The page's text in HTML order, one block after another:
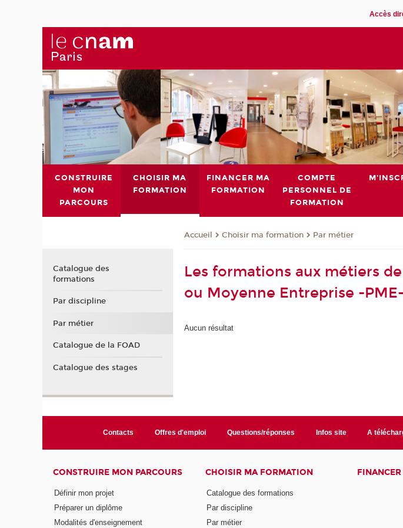
Accès
CONSTRUIRE
MON
PARCOURS
CHOISIR MA
FORMATION
FINANCER MA
FORMATION
COMPTE
PERSONNEL DE
FORMATION
Accueil Choisir ma formation Par métier
Les formations aux métiers
ou Moyenne Entreprise -PME-
Aucun résultat
Catalogue des
formations
Par discipline
Par métier
Catalogue de la FOAD
Catalogue des stages
Contacts Offres d'emploi Questions/réponses Infos site A
CONSTRUIRE MON PARCOURS
Définir mon projet
Préparer un diplôme
Modalités d'enseignement
CHOISIR MA FORMATION
Catalogue des formations
Par discipline
Par métier